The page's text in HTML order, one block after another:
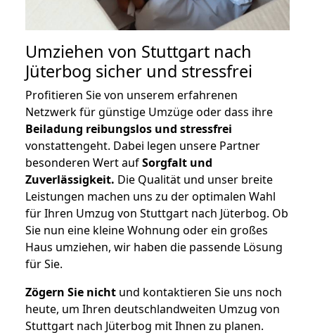
Umziehen von Stuttgart nach
Jüterbog sicher und stressfrei
Profitieren Sie von unserem erfahrenen
Netzwerk für günstige Umzüge oder dass ihre
Beiladung reibungslos und stressfrei
vonstattengeht. Dabei legen unsere Partner
besonderen Wert aufSorgfalt und
Zuverlässigkeit. Die Qualität und unser breite
Leistungen machen uns zu der optimalen Wahl
für Ihren Umzug von Stuttgart nach Jüterbog. Ob
Sie nun eine kleine Wohnung oder ein großes
Haus umziehen, wir haben die passende Lösung
für Sie.
Zögern Sie nicht und kontaktieren Sie uns noch
heute, um Ihren deutschlandweiten Umzug von
Stuttgart nach Jüterbog mit Ihnen zu planen.